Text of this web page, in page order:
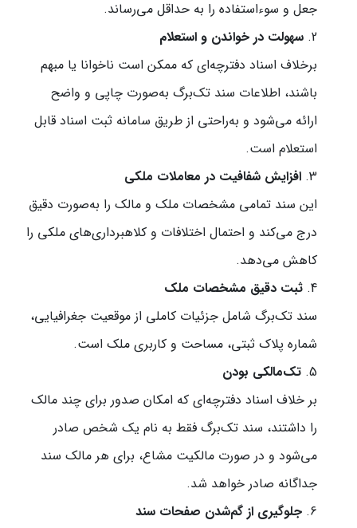
جعل و سوءاستفاده را به حداقل می‌رساند.
سهولت در خواندن و استعلام
برخلاف اسناد دفترچه‌ای که ممکن است ناخوانا یا مبهم
باشند، اطلاعات سند تک‌برگ به‌صورت چاپی و واضح
ارائه می‌شود و به‌راحتی از طریق سامانه ثبت اسناد قابل
استعلام است.
افزایش شفافیت در معاملات ملکی
این سند تمامی مشخصات ملک و مالک را به‌صورت دقیق
درج می‌کند و احتمال اختلافات و کلاهبرداری‌های ملکی را
کاهش می‌دهد.
ثبت دقیق مشخصات ملک
سند تک‌برگ شامل جزئیات کاملی از موقعیت جغرافیایی،
شماره پلاک ثبتی، مساحت و کاربری ملک است.
تک‌مالکی بودن
بر خلاف اسناد دفترچه‌ای که امکان صدور برای چند مالک
را داشتند، سند تک‌برگ فقط به نام یک شخص صادر
می‌شود و در صورت مالکیت مشاع، برای هر مالک سند
جداگانه صادر خواهد شد.
جلوگیری از گم‌شدن صفحات سند